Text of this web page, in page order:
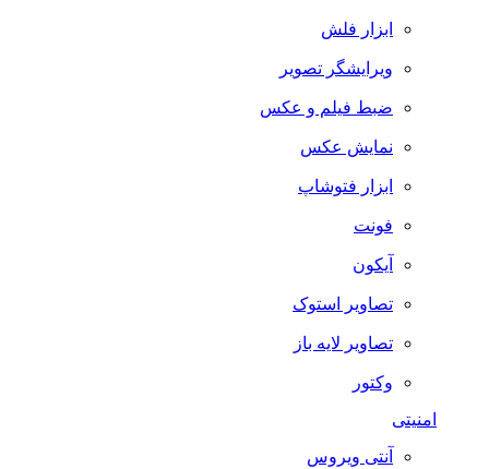
ابزار فلش
ویرایشگر تصویر
ضبط فيلم و عكس
نمایش عکس
ابزار فتوشاپ
فونت
آیکون
تصاویر استوک
تصاویر لایه باز
وکتور
امنیتی
آنتی ویروس